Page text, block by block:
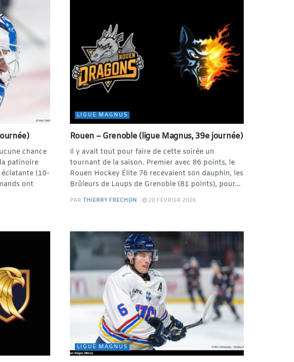
chance
patinoire
(10-
ont
LIGUE MAGNUS
Rouen – Grenoble (ligue Magnus, 39e journée)
Il y avait tout pour faire de cette soirée un
tournant de la saison. Premier avec 86 points, le
Rouen Hockey Élite 76 recevaient son dauphin, les
Brûleurs de Loups de Grenoble (81 points), pour...
PAR THIERRY FRECHON 20 FÉVRIER 2026
LIGUE MAGNUS